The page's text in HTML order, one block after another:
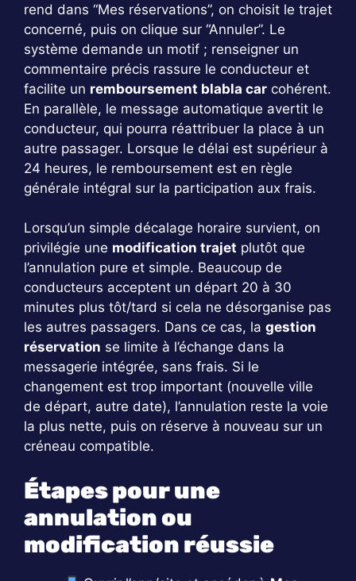
rend dans “Mes réservations”, on choisit le trajet
concerné, puis on clique sur “Annuler”. Le
système demande un motif ; renseigner un
commentaire précis rassure le conducteur et
facilite un remboursement blabla car cohérent.
En parallèle, le message automatique avertit le
conducteur, qui pourra réattribuer la place à un
autre passager. Lorsque le délai est supérieur à
24 heures, le remboursement est en règle
générale intégral sur la participation aux frais.
Lorsqu’un simple décalage horaire survient, on
privilégie une modification trajet plutôt que
l’annulation pure et simple. Beaucoup de
conducteurs acceptent un départ 20 à 30
minutes plus tôt/tard si cela ne désorganise pas
les autres passagers. Dans ce cas, la gestion
réservation se limite à l’échange dans la
messagerie intégrée, sans frais. Si le
changement est trop important (nouvelle ville
de départ, autre date), l’annulation reste la voie
la plus nette, puis on réserve à nouveau sur un
créneau compatible.
Étapes pour une
annulation ou
modification réussie